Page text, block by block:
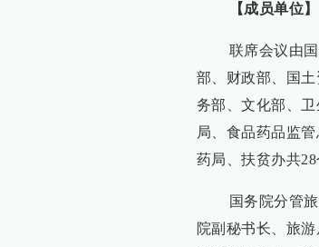
【成员单位】
联席会议由国家
部、财政部、国
务部、文化部、
局、食品药品监
药局、扶贫办共
国务院分管旅游
院副秘书长、旅